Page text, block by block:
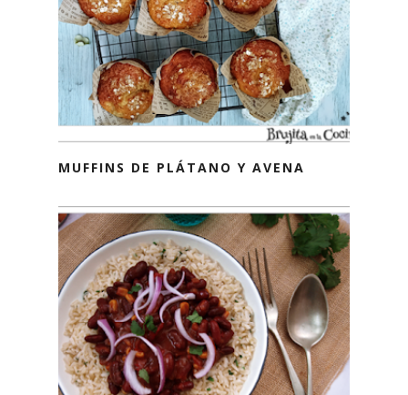
MUFFINS DE PLÁTANO Y AVENA